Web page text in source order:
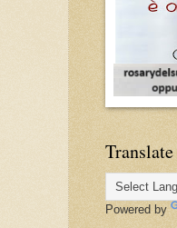
Translate
Powered by